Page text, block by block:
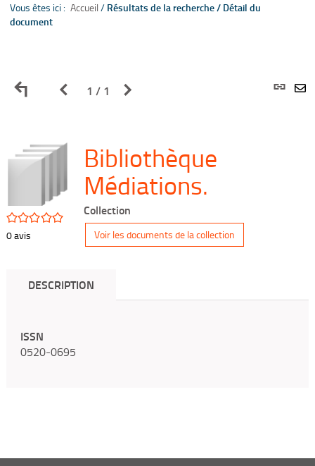
Vous êtes ici : Accueil / Résultats de la recherche/ Détail du
document
Retour
résultats
de
recherche
Page
des
résultats
recherche
1 / 1
Page
des
résultats
de
recherche
/5
0avis
Bibliothèque
Médiations.
Collection
Voir les documents de la collection
DESCRIPTION
ISSN
0520-0695